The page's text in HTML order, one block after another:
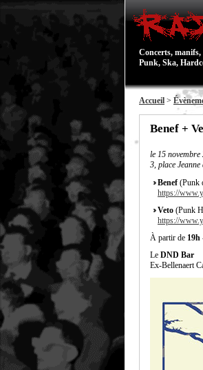
Concerts, manifs,
Punk, Ska,
Accueil >
Benef +
le 15 novembre
3, place
Benef(Punk
https://
Veto (Punk
https://
À partir de 19h
Le DND Bar
Ex-Bellenaert